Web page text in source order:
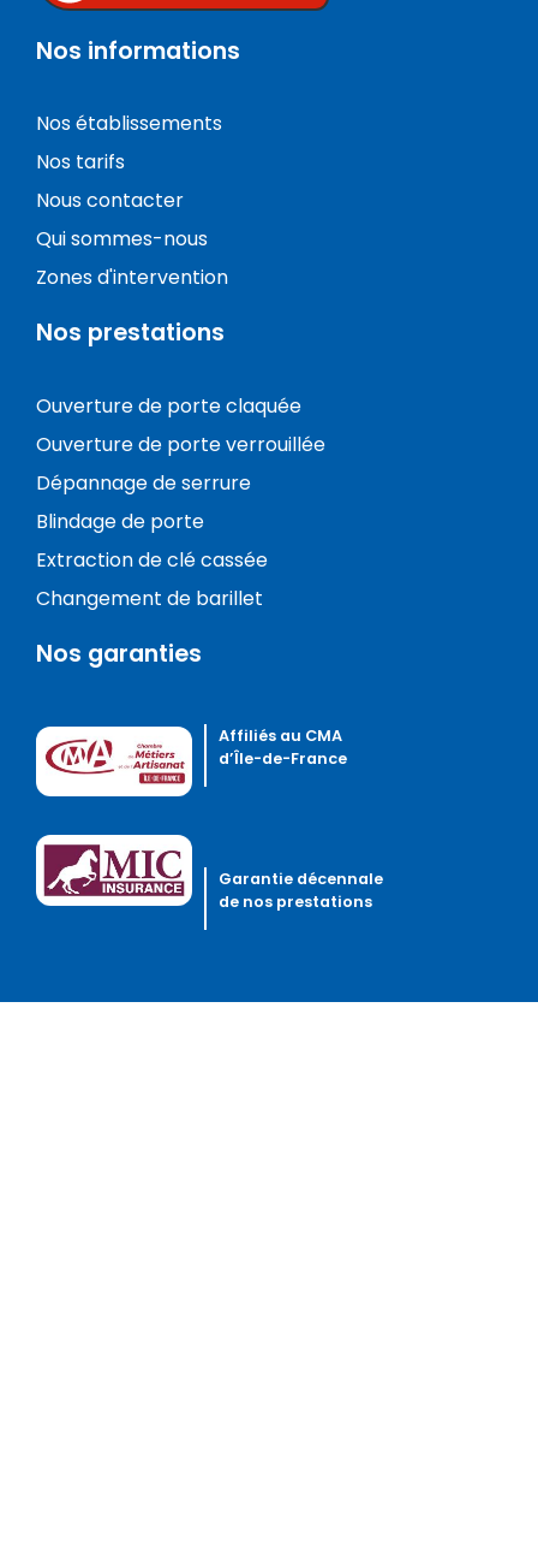
Nos informations
Nos établissements
Nos tarifs
Nous contacter
Qui sommes-nous
Zones d'intervention
Nos prestations
Ouverture de porte claquée
Ouverture de porte verrouillée
Dépannage de serrure
Blindage de porte
Extraction de clé cassée
Changement de barillet
Nos garanties
Affiliés au CMA
d’Île-de-France
Garantie décennale
de nos prestations